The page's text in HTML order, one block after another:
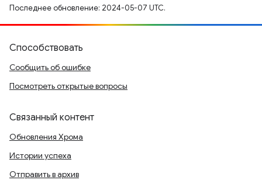
Последнее обновление: 2024-05-07 UTC.
Способствовать
Сообщить об ошибке
Посмотреть открытые вопросы
Связанный контент
Обновления Хрома
Истории успеха
Отправить в архив